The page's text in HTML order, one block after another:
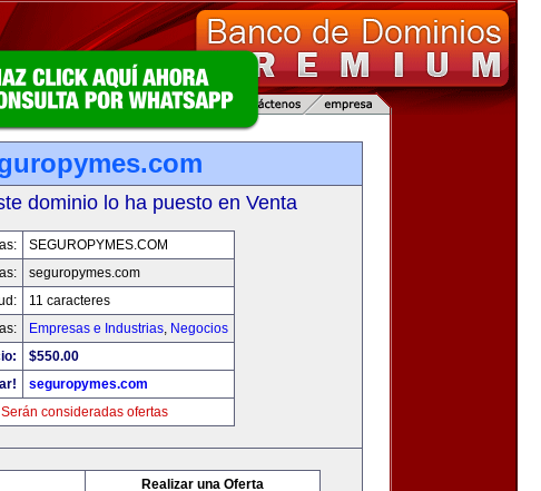
dominio lo ha puesto en Venta
SEGUROPYMES.COM
seguropymes.com
11 caracteres
Empresas e Industrias, Negocios
$550.00
seguropymes.com
Serán consideradas ofertas
Realizar una Oferta